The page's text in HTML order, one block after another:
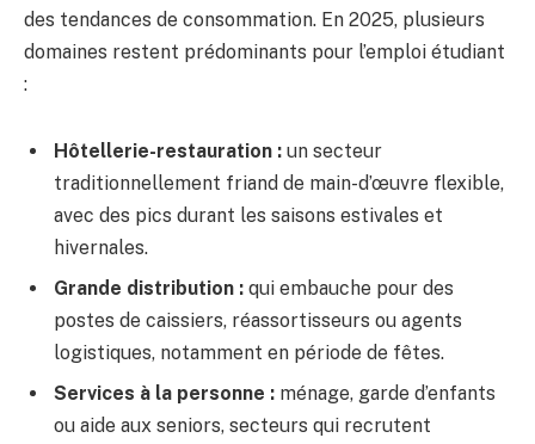
des tendances de consommation. En 2025, plusieurs
domaines restent prédominants pour l’emploi étudiant
:
Hôtellerie-restauration : un secteur
traditionnellement friand de main-d’œuvre flexible,
avec des pics durant les saisons estivales et
hivernales.
Grande distribution : qui embauche pour des
postes de caissiers, réassortisseurs ou agents
logistiques, notamment en période de fêtes.
Services à la personne : ménage, garde d’enfants
ou aide aux seniors, secteurs qui recrutent